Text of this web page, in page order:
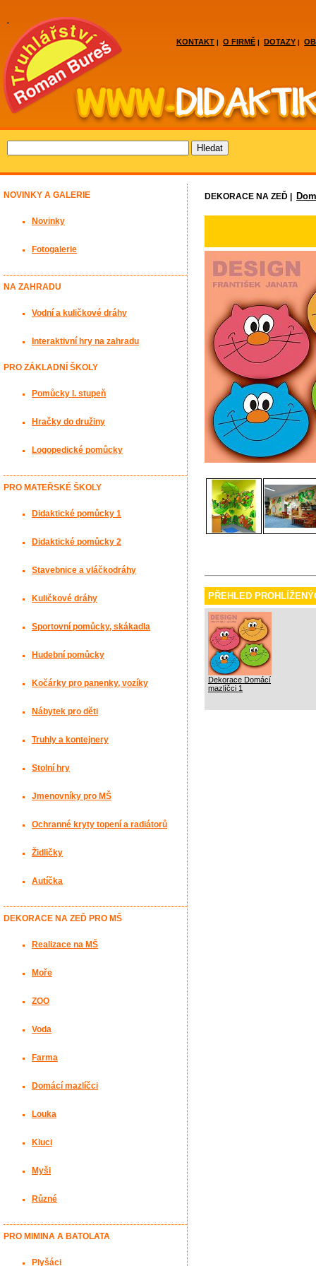
KONTAKT | O FIRMĚ | DOTAZY |
DEKORACE NA ZEĎ |
PŘEHLED
Dekorace Domácí
mazlíčci 1
NOVINKY A GALERIE
Novinky
Fotogalerie
NA ZAHRADU
Vodní a kuličkové dráhy
Interaktivní hry na zahradu
PRO ZÁKLADNÍ ŠKOLY
Pomůcky I. stupeň
Hračky do družiny
Logopedické pomůcky
PRO MATEŘSKÉ ŠKOLY
Didaktické pomůcky 1
Didaktické pomůcky 2
Stavebnice a vláčkodráhy
Kuličkové dráhy
Sportovní pomůcky, skákadla
Hudební pomůcky
Kočárky pro panenky, vozíky
Nábytek pro děti
Truhly a kontejnery
Stolní hry
Jmenovníky pro MŠ
Ochranné kryty topení a radiátorů
Židličky
Autíčka
DEKORACE NA ZEĎ PRO MŠ
Realizace na MŠ
Moře
ZOO
Voda
Farma
Domácí mazlíčci
Louka
Kluci
Myši
Různé
PRO MIMINA A BATOLATA
Plyšáci